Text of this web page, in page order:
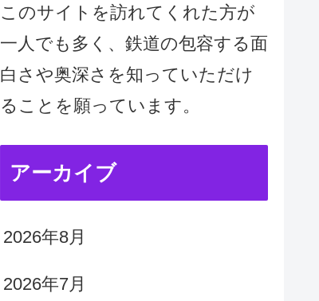
このサイトを訪れてくれた方が
一人でも多く、鉄道の包容する面
白さや奥深さを知っていただけ
ることを願っています。
アーカイブ
2026年8月
2026年7月